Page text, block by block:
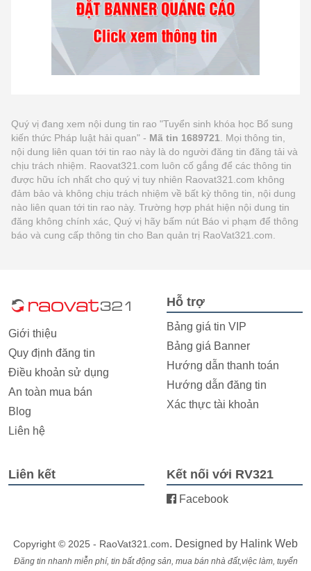
Quý vị đang xem nội dung tin rao "Tuyển sinh khóa học Bổ sung
kiến thức Pháp luật hải quan" - Mã tin 1689721 . Mọi thông tin,
nội dung liên quan tới tin rao này là do người đăng tin đăng tải và
chịu trách nhiệm. Raovat321.com luôn cố gắng để các thông tin
được hữu ích nhất cho quý vị tuy nhiên Raovat321.com không
đảm bảo và không chịu trách nhiệm về bất kỳ thông tin, nội dung
nào liên quan tới tin rao này. Trường hợp phát hiện nội dung tin
đăng không chính xác, Quý vị hãy bấm nút Báo vi phạm để thông
báo và cung cấp thông tin cho Ban quản trị RaoVat321.com.
Giới thiệu
Quy định đăng tin
Điều khoản sử dụng
An toàn mua bán
Blog
Liên hệ
Hỗ trợ
Bảng giá tin VIP
Bảng giá Banner
Hướng dẫn thanh toán
Hướng dẫn đăng tin
Xác thực tài khoản
Liên kết Kết nối với RV321
Facebook
Copyright © 2025 - RaoVat321.com. Designed by Halink Web
Đăng tin nhanh miễn phí, tin bất động sản, mua bán nhà đất,việc làm, tuyển